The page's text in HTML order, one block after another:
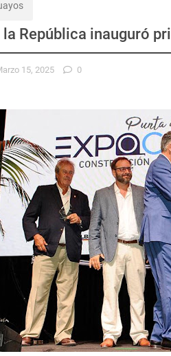
República inauguró
15, 2025 0